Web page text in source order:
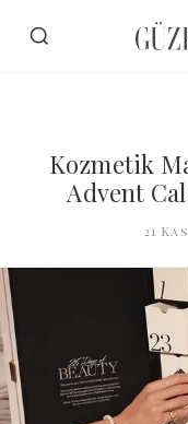
Kozmetik
Advent
21